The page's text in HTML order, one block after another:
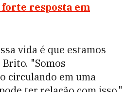
forte resposta em
vida é que estamos
"Somos
circulando em uma